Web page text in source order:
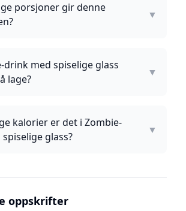
porsjoner gir denne
▼
drink med spiselige glass
lage?
▼
kalorier er det i Zombie-
glass?
▼
oppskrifter